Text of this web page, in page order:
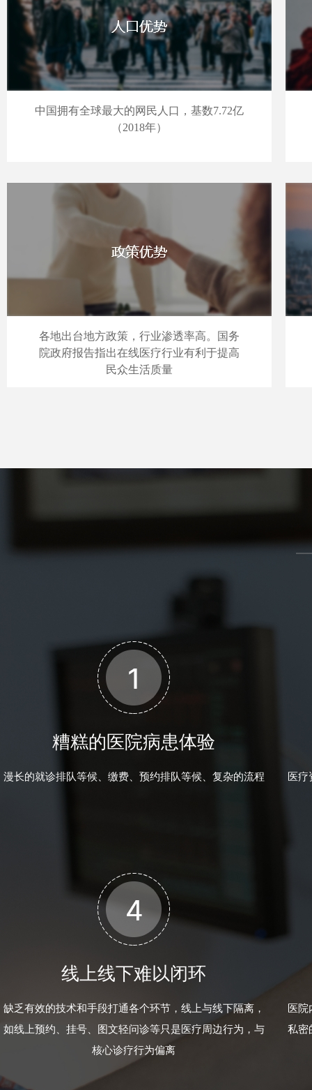
中国拥有全球最大的网民人口，基数7.72亿
（2018年）
各地出台地方政策，行业渗透率高。国务
院政府报告指出在线医疗行业有利于提高
民众生活质量
糟糕的医院病患体验
漫长的就诊排队等候、缴费、预约排队等候、复杂的流程 医
线上线下难以闭环
缺乏有效的技术和手段打通各个环节，线上与线下隔离，
如线上预约、挂号、图文轻问诊等只是医疗周边行为，与
核心诊疗行为偏离
医
私密